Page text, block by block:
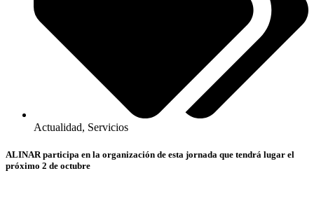
Actualidad, Servicios
ALINAR participa en la organización de esta jornada que tendrá lugar el
próximo 2 de octubre